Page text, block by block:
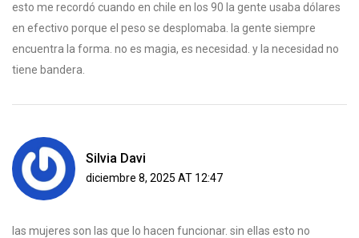
esto me recordó cuando en chile en los 90 la gente usaba dólares
en efectivo porque el peso se desplomaba. la gente siempre
encuentra la forma. no es magia, es necesidad. y la necesidad no
tiene bandera.
Silvia Davi
diciembre 8, 2025 AT 12:47
las mujeres son las que lo hacen funcionar. sin ellas esto no